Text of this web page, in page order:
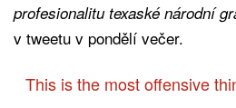
profesionalitu texaské národní
v tweetu v pondělí večer.
This is the most offensive